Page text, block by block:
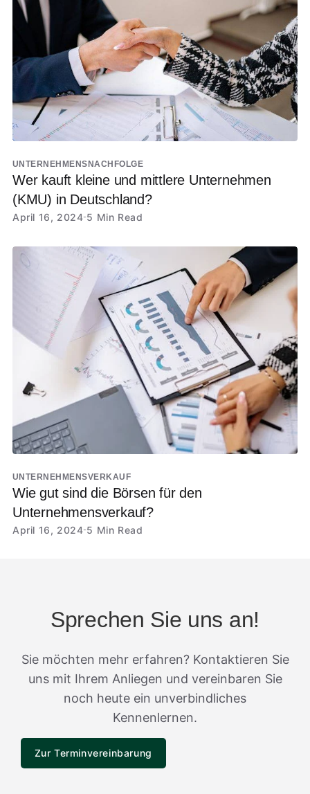
UNTERNEHMENSNACHFOLGE
Wer kauft kleine und mittlere Unternehmen
(KMU) in Deutschland?
April 16, 2024 5 Min Read
UNTERNEHMENSVERKAUF
Wie gut sind die Börsen für den
Unternehmensverkauf?
April 16, 2024 5 Min Read
Sprechen Sie uns an!
Sie möchten mehr erfahren? Kontaktieren Sie
uns mit Ihrem Anliegen und vereinbaren Sie
noch heute ein unverbindliches
Kennenlernen.
Zur Terminvereinbarung